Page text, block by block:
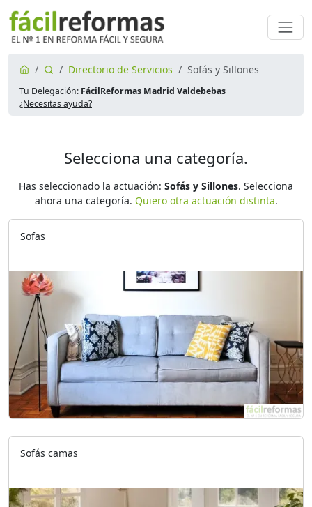
Directorio de Servicios Sofás y Sillones
Tu Delegación: FácilReformas Madrid Valdebebas
¿Necesitas ayuda?
Selecciona una categoría.
Has seleccionado la actuación: Sofás y Sillones. Selecciona
ahora una categoría. Quiero otra actuación distinta.
Sofas
Sofás camas